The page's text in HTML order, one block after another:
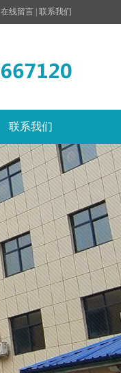
在线留言 联系我们
联系我们